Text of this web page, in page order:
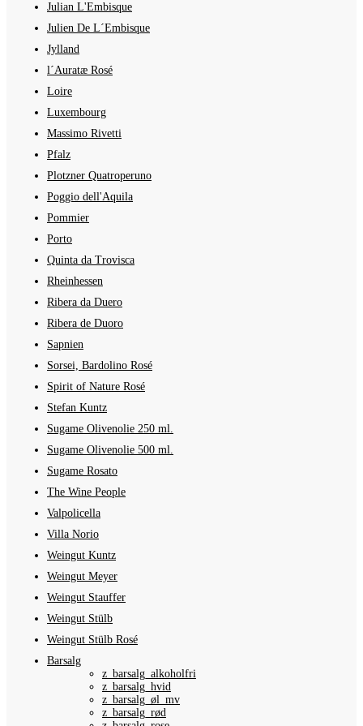
Julian L'Embisque
Julien De L´Embisque
Jylland
l´Auratæ Rosé
Loire
Luxembourg
Massimo Rivetti
Pfalz
Plotzner Quatroperuno
Poggio dell'Aquila
Pommier
Porto
Quinta da Trovisca
Rheinhessen
Ribera da Duero
Ribera de Duoro
Sapnien
Sorsei, Bardolino Rosé
Spirit of Nature Rosé
Stefan Kuntz
Sugame Olivenolie 250 ml.
Sugame Olivenolie 500 ml.
Sugame Rosato
The Wine People
Valpolicella
Villa Norio
Weingut Kuntz
Weingut Meyer
Weingut Stauffer
Weingut Stülb
Weingut Stülb Rosé
Barsalg
z_barsalg_alkoholfri
z_barsalg_hvid
z_barsalg_øl_mv
z_barsalg_rød